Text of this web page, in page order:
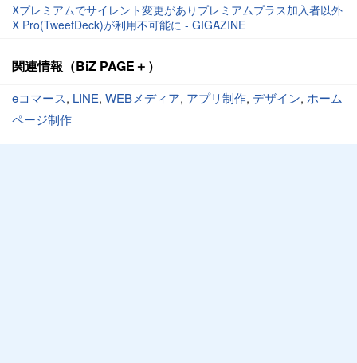
Xプレミアムでサイレント変更がありプレミアムプラス加入者以外
X Pro(TweetDeck)が利用不可能に - GIGAZINE
関連情報（BiZ PAGE＋）
eコマース, LINE, WEBメディア, アプリ制作, デザイン, ホーム
ページ制作